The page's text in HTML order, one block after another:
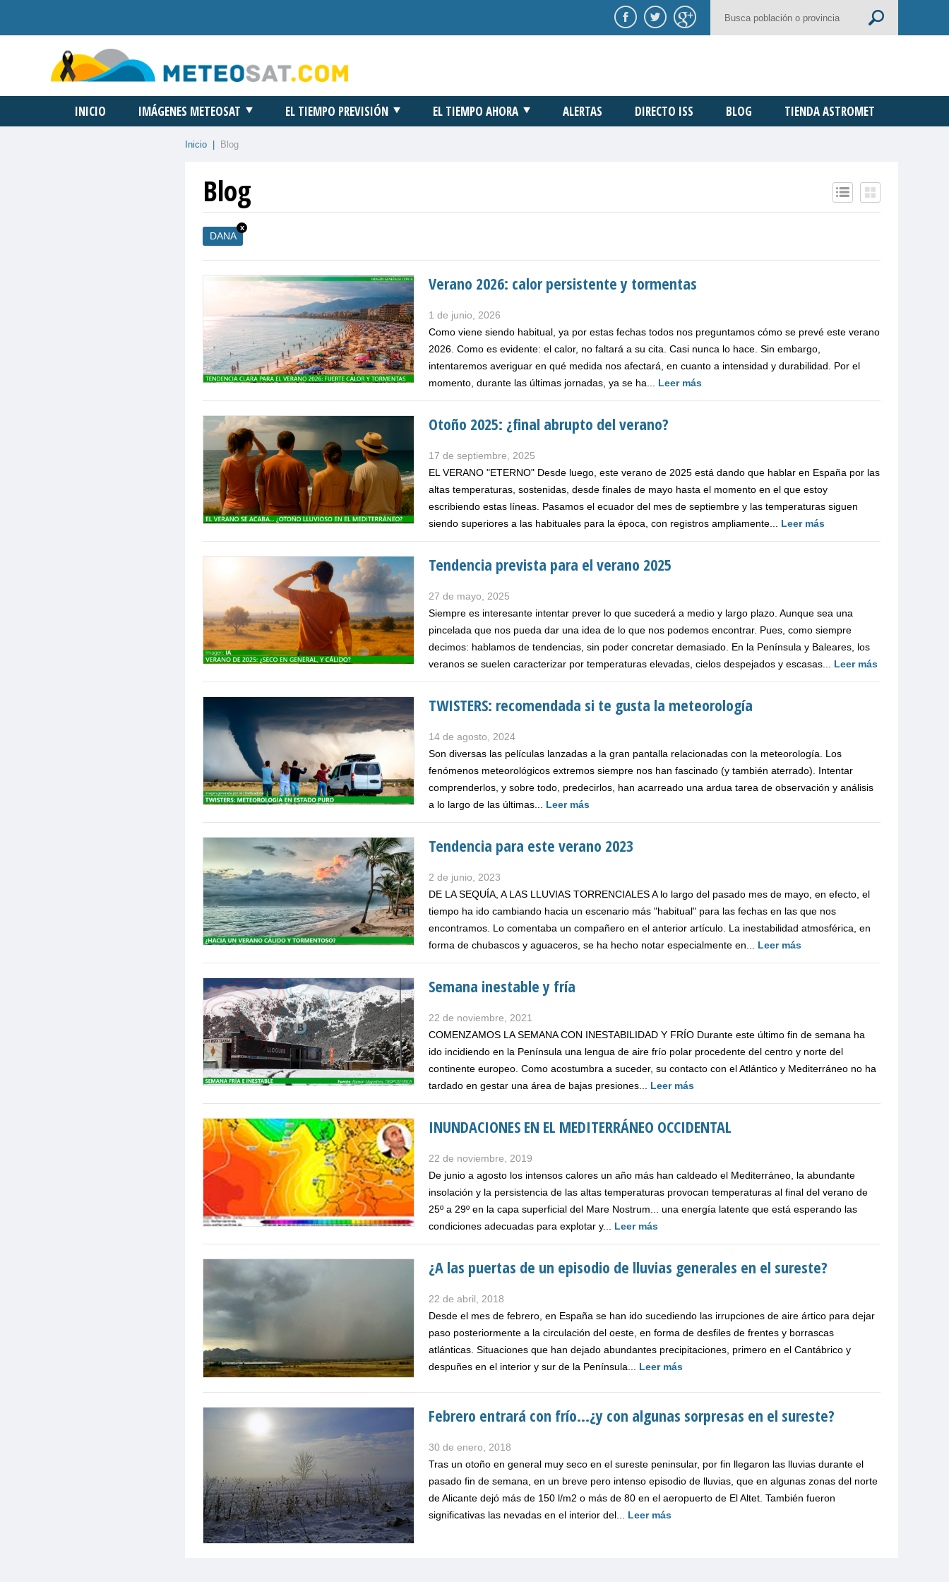
INICIO IMÁGENES METEOSAT EL TIEMPO PREVISIÓN EL TIEMPO AHORA ALERTAS DIRECTO ISS BLOG TIENDA ASTROMET
Inicio Blog
Blog
DANA
x
Verano 2026: calor persistente y tormentas
1 de junio, 2026
Como viene siendo habitual, ya por estas fechas todos nos preguntamos cómo se prevé este verano
2026. Como es evidente: el calor, no faltará a su cita. Casi nunca lo hace. Sin embargo,
intentaremos averiguar en qué medida nos afectará, en cuanto a intensidad y durabilidad. Por el
momento, durante las últimas jornadas, ya se ha... Leer más
Otoño 2025: ¿final abrupto del verano?
17 de septiembre, 2025
EL VERANO "ETERNO" Desde luego, este verano de 2025 está dando que hablar en España por las
altas temperaturas, sostenidas, desde finales de mayo hasta el momento en el que estoy
escribiendo estas líneas. Pasamos el ecuador del mes de septiembre y las temperaturas siguen
siendo superiores a las habituales para la época, con registros ampliamente... Leer más
Tendencia prevista para el verano 2025
27 de mayo, 2025
Siempre es interesante intentar prever lo que sucederá a medio y largo plazo. Aunque sea una
pincelada que nos pueda dar una idea de lo que nos podemos encontrar. Pues, como siempre
decimos: hablamos de tendencias, sin poder concretar demasiado. En la Península y Baleares, los
veranos se suelen caracterizar por temperaturas elevadas, cielos despejados y escasas... Leer más
TWISTERS: recomendada si te gusta la meteorología
14 de agosto, 2024
Son diversas las películas lanzadas a la gran pantalla relacionadas con la meteorología. Los
fenómenos meteorológicos extremos siempre nos han fascinado (y también aterrado). Intentar
comprenderlos, y sobre todo, predecirlos, han acarreado una ardua tarea de observación y análisis
a lo largo de las últimas... Leer más
Tendencia para este verano 2023
2 de junio, 2023
DE LA SEQUÍA, A LAS LLUVIAS TORRENCIALES A lo largo del pasado mes de mayo, en efecto, el
tiempo ha ido cambiando hacia un escenario más "habitual" para las fechas en las que nos
encontramos. Lo comentaba un compañero en el anterior artículo. La inestabilidad atmosférica, en
forma de chubascos y aguaceros, se ha hecho notar especialmente en... Leer más
Semana inestable y fría
22 de noviembre, 2021
COMENZAMOS LA SEMANA CON INESTABILIDAD Y FRÍO Durante este último fin de semana ha
ido incidiendo en la Península una lengua de aire frío polar procedente del centro y norte del
continente europeo. Como acostumbra a suceder, su contacto con el Atlántico y Mediterráneo no ha
tardado en gestar una área de bajas presiones... Leer más
INUNDACIONES EN EL MEDITERRÁNEO OCCIDENTAL
22 de noviembre, 2019
De junio a agosto los intensos calores un año más han caldeado el Mediterráneo, la abundante
insolación y la persistencia de las altas temperaturas provocan temperaturas al final del verano de
25º a 29º en la capa superficial del Mare Nostrum... una energía latente que está esperando las
condiciones adecuadas para explotar y... Leer más
¿A las puertas de un episodio de lluvias generales en el sureste?
22 de abril, 2018
Desde el mes de febrero, en España se han ido sucediendo las irrupciones de aire ártico para dejar
paso posteriormente a la circulación del oeste, en forma de desfiles de frentes y borrascas
atlánticas. Situaciones que han dejado abundantes precipitaciones, primero en el Cantábrico y
despuñes en el interior y sur de la Península... Leer más
Febrero entrará con frío...¿y con algunas sorpresas en el sureste?
30 de enero, 2018
Tras un otoño en general muy seco en el sureste peninsular, por fin llegaron las lluvias durante el
pasado fin de semana, en un breve pero intenso episodio de lluvias, que en algunas zonas del norte
de Alicante dejó más de 150 l/m2 o más de 80 en el aeropuerto de El Altet. También fueron
significativas las nevadas en el interior del... Leer más